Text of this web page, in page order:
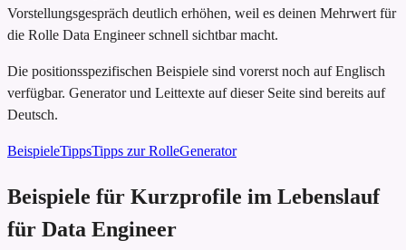
Vorstellungsgespräch deutlich erhöhen, weil es deinen Mehrwert für
die Rolle Data Engineer schnell sichtbar macht.
Die positionsspezifischen Beispiele sind vorerst noch auf Englisch
verfügbar. Generator und Leittexte auf dieser Seite sind bereits auf
Deutsch.
BeispieleTippsTipps zur RolleGenerator
Beispiele für Kurzprofile im Lebenslauf
für Data Engineer